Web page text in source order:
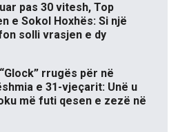
pas 30 vitesh, Top
e Sokol Hoxhës: Si një
solli vrasjen e dy
rrugës për në
e 31-vjeçarit: Unë u
më futi qesen e zezë në